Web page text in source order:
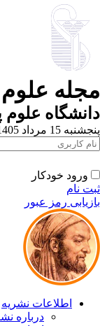
علوم
15 مرداد 1405
ورود خودکار
نام
رمز عبور
اطلاعات نشریه
درباره